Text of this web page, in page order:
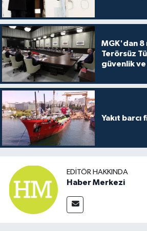
MGK'dan
Terörsüz
güvenlik ve
Yakıt
EDITÖR HAKKINDA
Haber Merkezi